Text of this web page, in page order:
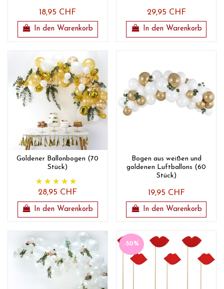
18,95 CHF
In den Warenkorb
29,95 CHF
In den Warenkorb
Goldener Ballonbogen (70
Stück)
28,95 CHF
In den Warenkorb
Bogen aus weißen und
goldenen Luftballons (60
Stück)
19,95 CHF
In den Warenkorb
-50%